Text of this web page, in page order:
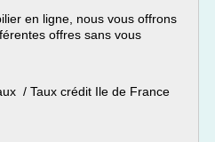
en ligne, nous vous offrons
offres sans vous
/ Taux crédit Ile de France